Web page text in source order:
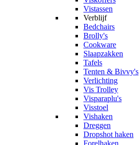
Vistassen
Verblijf
Bedchairs
Brolly's
Cookware
Slaapzakken
Tafels
Tenten & Bivvy's
Verlichting
Vis Trolley
Visparaplu's
Visstoel
Vishaken
Dreggen
Dropshot haken
Forelhaken